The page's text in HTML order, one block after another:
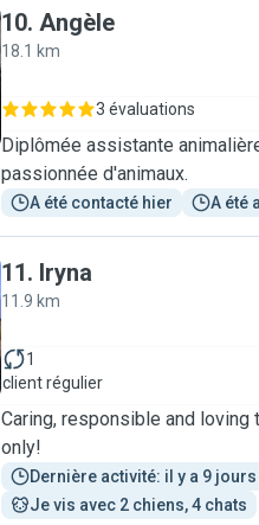
10. Angèle
18.1 km
3 évaluations
Diplômée assistante
passionnée d'animaux.
A été contacté hier A été
11. Iryna
11.9 km
1
client régulier
Caring, responsible and loving
only!
Dernière activité: il y a 9 jours
Je vis avec 2 chiens, 4 chats